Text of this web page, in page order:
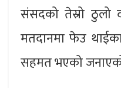
संसदको तेस्रो ठुलो
मतदानमा फेउ
सहमत भएको